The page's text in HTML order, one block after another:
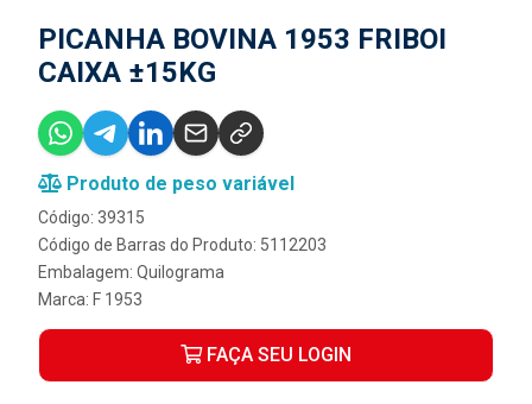
PICANHA BOVINA 1953 FRIBOI
CAIXA ±15KG
Produto de peso variável
Código: 39315
Código de Barras do Produto: 5112203
Embalagem: Quilograma
Marca: F 1953
FAÇA SEU LOGIN